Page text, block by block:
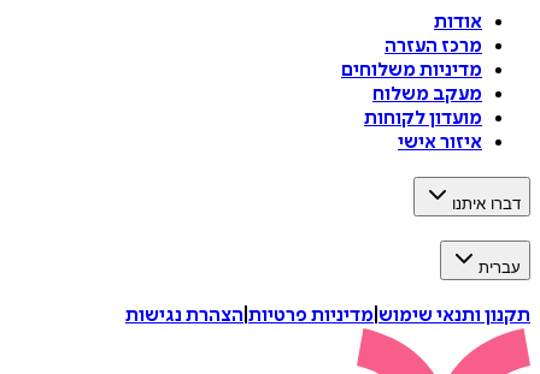
אודות
מרכז העזרה
מדיניות משלוחים
מעקב משלוח
מועדון לקוחות
איזור אישי
דברו איתנו
עברית
תקנון ותנאי שימוש מדיניות פרטיות הצהרת נגישות